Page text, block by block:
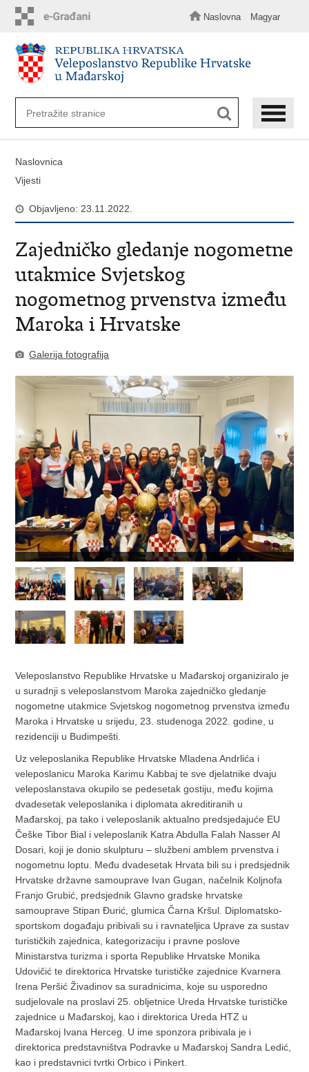
sadržaj
Naslovna Magyar
Naslovnica
Vijesti
Objavljeno: 23.11.2022.
Zajedničko gledanje nogometne
utakmice Svjetskog
nogometnog prvenstva između
Maroka i Hrvatske
Galerija fotografija
Veleposlanstvo Republike Hrvatske u Mađarskoj organiziralo je
u suradnji s veleposlanstvom Maroka zajedničko gledanje
nogometne utakmice Svjetskog nogometnog prvenstva između
Maroka i Hrvatske u srijedu, 23. studenoga 2022. godine, u
rezidenciji u Budimpešti.
Uz veleposlanika Republike Hrvatske Mladena Andrlića i
veleposlanicu Maroka Karimu Kabbaj te sve djelatnike dvaju
veleposlanstava okupilo se pedesetak gostiju, među kojima
dvadesetak veleposlanika i diplomata akreditiranih u
Mađarskoj, pa tako i veleposlanik aktualno predsjedajuće EU
Češke Tibor Bial i veleposlanik Katra Abdulla Falah Nasser Al
Dosari, koji je donio skulpturu – službeni amblem prvenstva i
nogometnu loptu. Među dvadesetak Hrvata bili su i predsjednik
Hrvatske državne samouprave Ivan Gugan, načelnik Koljnofa
Franjo Grubić, predsjednik Glavno gradske hrvatske
samouprave Stipan Đurić, glumica Čarna Kršul. Diplomatsko-
sportskom događaju pribivali su i ravnateljica Uprave za sustav
turističkih zajednica, kategorizaciju i pravne poslove
Ministarstva turizma i sporta Republike Hrvatske Monika
Udovičić te direktorica Hrvatske turističke zajednice Kvarnera
Irena Peršić Živadinov sa suradnicima, koje su usporedno
sudjelovale na proslavi 25. obljetnice Ureda Hrvatske turističke
zajednice u Mađarskoj, kao i direktorica Ureda HTZ u
Mađarskoj Ivana Herceg. U ime sponzora pribivala je i
direktorica predstavništva Podravke u Mađarskoj Sandra Ledić,
kao i predstavnici tvrtki Orbico i Pinkert.